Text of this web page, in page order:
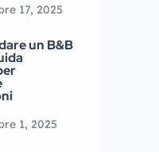
17, 2025
un B&B
1, 2025